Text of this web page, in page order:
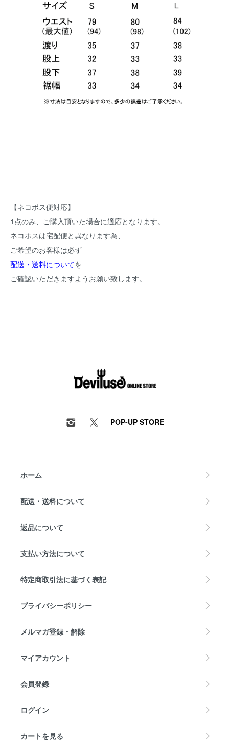
【ネコポス便対応】
1点のみ、ご購入頂いた場合に適応となります。
ネコポスは宅配便と異なります為、
ご希望のお客様は必ず
配送・送料についてを
ご確認いただきますようお願い致します。
POP-UP STORE
ホーム
配送・送料について
返品について
支払い方法について
特定商取引法に基づく表記
プライバシーポリシー
メルマガ登録・解除
マイアカウント
会員登録
ログイン
カートを見る